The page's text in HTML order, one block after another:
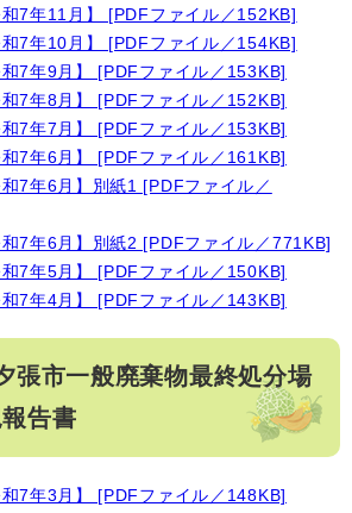
7年11月】 [PDFファイル／152KB]
7年10月】 [PDFファイル／154KB]
7年9月】 [PDFファイル／153KB]
7年8月】 [PDFファイル／152KB]
7年7月】 [PDFファイル／153KB]
7年6月】 [PDFファイル／161KB]
7年6月】別紙1 [PDFファイル／
7年6月】別紙2 [PDFファイル／771KB]
7年5月】 [PDFファイル／150KB]
7年4月】 [PDFファイル／143KB]
市一般廃棄物最終処分場
告書
7年3月】 [PDFファイル／148KB]